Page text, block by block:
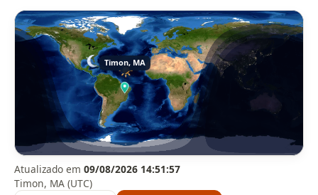
Atualizado em09/08/2026 14:51:57
Timon, MA (UTC)